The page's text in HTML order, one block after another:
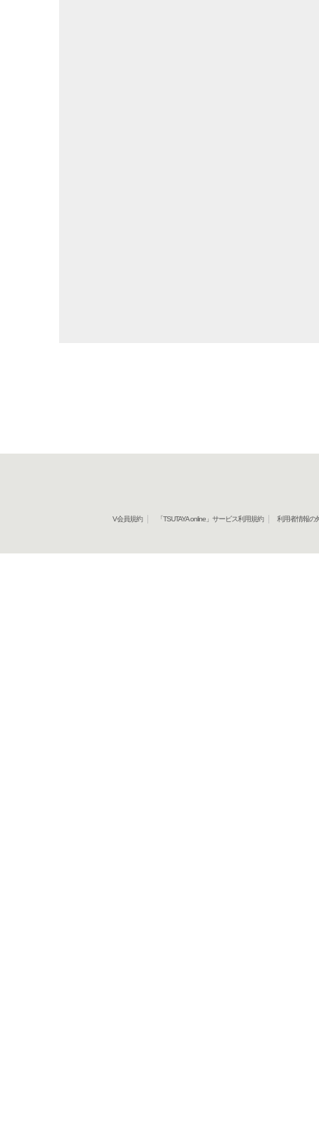
V会員規約 「TSUTAYA online」サービス利用規約 利用者情報の